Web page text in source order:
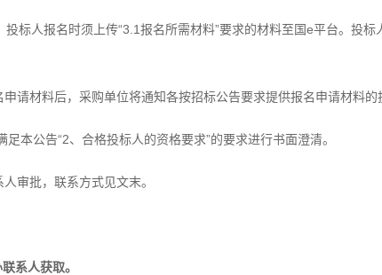
标人报名时须上传“3.1报名所需材料”要求的材料至国e平台。投
请材料后，采购单位将通知各按招标公告要求提供报名申请材料的
本公告“2、合格投标人的资格要求”的要求进行书面澄清。
人审批，联系方式见文末。
系人获取。